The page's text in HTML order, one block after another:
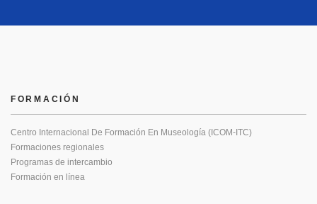
FORMACIÓN
Centro Internacional De Formación En Museología (ICOM-ITC)
Formaciones regionales
Programas de intercambio
Formación en línea